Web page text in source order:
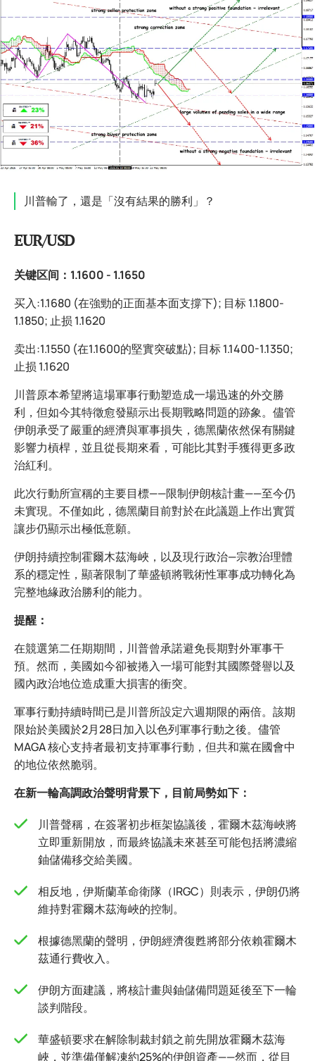
川普輸了，還是「沒有結果的勝利」？
EUR/USD
关键区间：1.1600 - 1.1650
买入:1.1680 (在強勁的正面基本面支撐下); 目标 1.1800-
1.1850; 止损 1.1620
卖出:1.1550 (在1.1600的堅實突破點); 目标 1.1400-1.1350;
止损 1.1620
川普原本希望將這場軍事行動塑造成一場迅速的外交勝
利，但如今其特徵愈發顯示出長期戰略問題的跡象。儘管
伊朗承受了嚴重的經濟與軍事損失，德黑蘭依然保有關鍵
影響力槓桿，並且從長期來看，可能比其對手獲得更多政
治紅利。
此次行動所宣稱的主要目標——限制伊朗核計畫——至今仍
未實現。不僅如此，德黑蘭目前對於在此議題上作出實質
讓步仍顯示出極低意願。
伊朗持續控制霍爾木茲海峽，以及現行政治—宗教治理體
系的穩定性，顯著限制了華盛頓將戰術性軍事成功轉化為
完整地緣政治勝利的能力。
提醒：
在競選第二任期期間，川普曾承諾避免長期對外軍事干
預。然而，美國如今卻被捲入一場可能對其國際聲譽以及
國內政治地位造成重大損害的衝突。
軍事行動持續時間已是川普所設定六週期限的兩倍。該期
限始於美國於2月28日加入以色列軍事行動之後。儘管
MAGA 核心支持者最初支持軍事行動，但共和黨在國會中
的地位依然脆弱。
在新一輪高調政治聲明背景下，目前局勢如下：
川普聲稱，在簽署初步框架協議後，霍爾木茲海峽將
立即重新開放，而最終協議未來甚至可能包括將濃縮
鈾儲備移交給美國。
相反地，伊斯蘭革命衛隊（IRGC）則表示，伊朗仍將
維持對霍爾木茲海峽的控制。
根據德黑蘭的聲明，伊朗經濟復甦將部分依賴霍爾木
茲通行費收入。
伊朗方面建議，將核計畫與鈾儲備問題延後至下一輪
談判階段。
華盛頓要求在解除制裁封鎖之前先開放霍爾木茲海
峽，並準備僅解凍約25%的伊朗資產——然而，從目